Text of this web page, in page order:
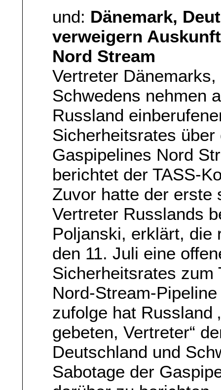
und: Dänemark,
verweigern
Nord Stream
Vertreter
Schwedens nehmen
Russland
Sicherheitsrates
Gaspipelines Nord
berichtet der TASS-
Zuvor hatte der erste
Vertreter Russlands
Poljanski, erklärt, die
den 11. Juli eine
Sicherheitsrates zum
Nord-Stream-
zufolge hat Russland
gebeten, Vertreter“
Deutschland und
Sabotage der